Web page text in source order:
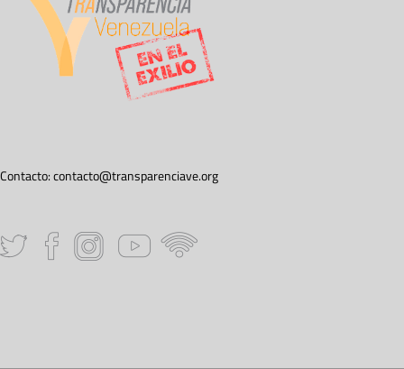
Contacto:contacto@transparenciave.org